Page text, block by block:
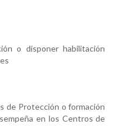
o disponer habilitación
de Protección o formación
en los Centros de